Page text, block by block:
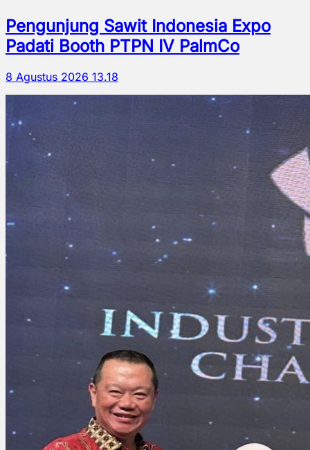
Pengunjung Sawit Indonesia Expo
Padati Booth PTPN IV PalmCo
8 Agustus 2026 13.18